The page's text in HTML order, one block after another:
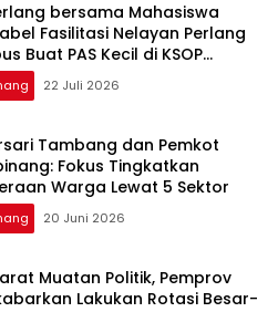
bersama Mahasiswa
Fasilitasi Nelayan Perlang
Buat PAS Kecil di KSOP
22 Juli 2026
Tambang dan Pemkot
Fokus Tingkatkan
20 Juni 2026
Muatan Politik, Pemprov
Lakukan Rotasi Besar-